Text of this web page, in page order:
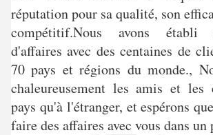
réputation pour sa qualité, son
compétitif.Nous avons établi
d'affaires avec des centaines de
70 pays et régions du monde.,
chaleureusement les amis et
pays qu'à l'étranger, et espérons
faire des affaires avec vous dans un